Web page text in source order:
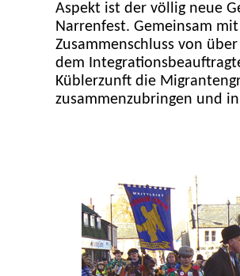
Aspekt ist der völlig neue
Narrenfest. Gemeinsam
Zusammenschluss von
dem
Küblerzunft die
zusammenzubringen und